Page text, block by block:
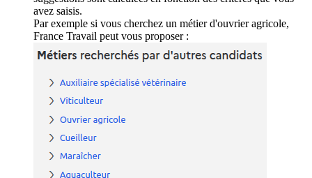
avez saisis.
Par exemple si vous cherchez un métier d'ouvrier agricole,
France Travail peut vous proposer :